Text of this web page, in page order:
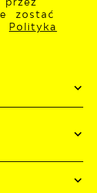
zostać
Polityka